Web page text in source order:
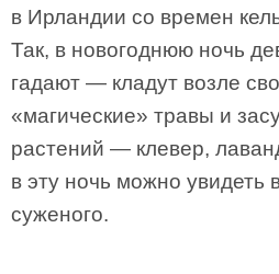
в Ирландии со времен
Так, в новогоднюю ночь
гадают — кладут возле
«магические» травы и
растений — клевер,
в эту ночь можно увидеть
суженого.